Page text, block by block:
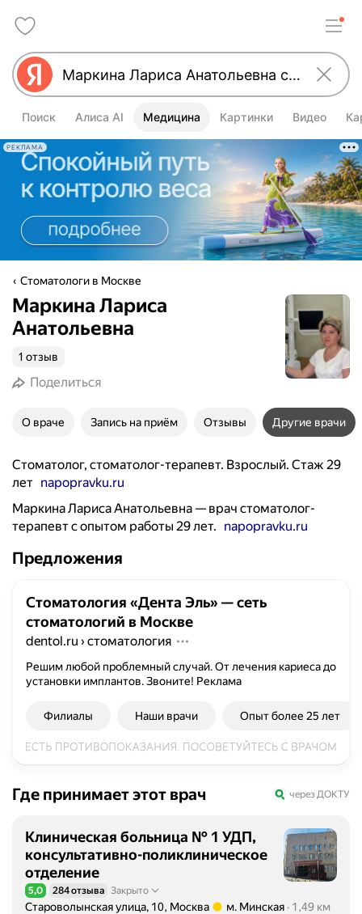
Поиск Алиса AI Медицина Картинки Видео
РЕКЛАМА
Стоматологи в Москве
Маркина Лариса
Анатольевна
1 отзыв
Поделиться
О враче Запись на приём Отзывы Другие врачи
Стоматолог, стоматолог-терапевт. Взрослый. Стаж 29
лет napopravku.ru
Маркина Лариса Анатольевна — врач стоматолог-
терапевт с опытом работы 29 лет. napopravku.ru
Предложения
Стоматология «Дента Эль» — сеть
стоматологий в Москве
dentol.ru › стоматология
Решим любой проблемный случай. От лечения кариеса до
установки имплантов. Звоните! Реклама
Филиалы Наши врачи Опыт более 25 лет
Где принимает этот врач через ДОКТУ
Клиническая больница № 1 УДП,
консультативно-поликлиническое
отделение
Рейтинг 5,0 из 5
5,0 284 отзыва Закрыто
Староволынская улица, 10, Москва
м. Минская 1,49 км